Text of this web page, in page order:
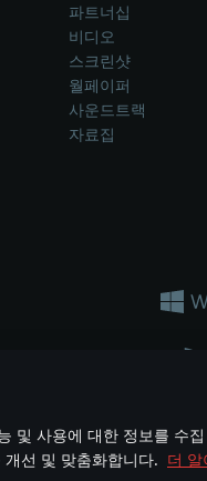
및 사용에 대한 정보를 수
선 및 맞춤화합니다. 더 알
파트너십
비디오
스크린샷
월페이퍼
사운드트랙
자료집
기나 차량을 묘사하는 것은
All trademarks, logos and
이용 약관